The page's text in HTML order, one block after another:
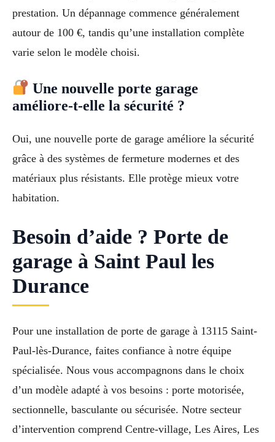
prestation. Un dépannage commence généralement
autour de 100 €, tandis qu’une installation complète
varie selon le modèle choisi.
Une nouvelle porte garage
améliore-t-elle la sécurité ?
Oui, une nouvelle porte de garage améliore la sécurité
grâce à des systèmes de fermeture modernes et des
matériaux plus résistants. Elle protège mieux votre
habitation.
Besoin d’aide ? Porte de
garage à Saint Paul les
Durance
Pour une installation de porte de garage à 13115 Saint-
Paul-lès-Durance, faites confiance à notre équipe
spécialisée. Nous vous accompagnons dans le choix
d’un modèle adapté à vos besoins : porte motorisée,
sectionnelle, basculante ou sécurisée. Notre secteur
d’intervention comprend Centre-village, Les Aires, Les